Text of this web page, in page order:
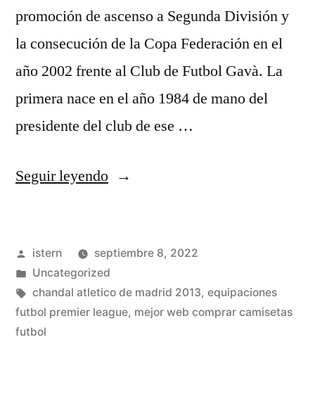
promoción de ascenso a Segunda División y
la consecución de la Copa Federación en el
año 2002 frente al Club de Futbol Gavà. La
primera nace en el año 1984 de mano del
presidente del club de ese …
Seguir leyendo«comprar
dragons»
Publicado
por
istern
septiembre 8, 2022
Publicado
en
Uncategorized
Etiquetas:
chandal atletico de madrid 2013, equipaciones
futbol premier league, mejor web comprar camisetas
futbol